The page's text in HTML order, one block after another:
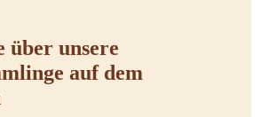
über unsere
auf dem